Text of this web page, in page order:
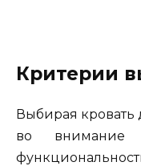
Критерии
Выбирая кровать
во внимание